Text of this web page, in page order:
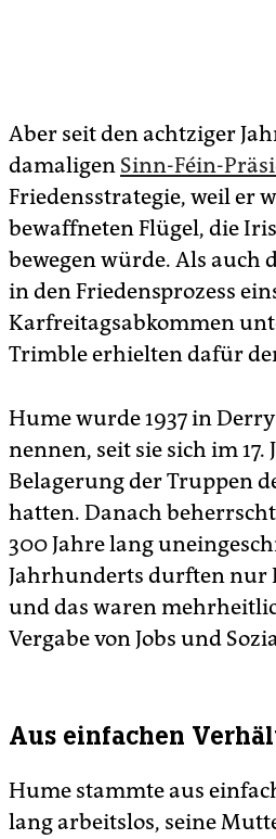
Aber seit den achtziger
damaligen Sinn-Féin-
Friedensstrategie, weil er
bewaffneten Flügel, die
bewegen würde. Als auch
in den Friedensprozess
Karfreitagsabkommen
Trimble erhielten dafür
Hume wurde 1937 in
nennen, seit sie sich im
Belagerung der Truppen
hatten. Danach
300 Jahre lang
Jahrhunderts durften nur
und das waren
Vergabe von Jobs und
Aus einfachen
Hume stammte aus
lang arbeitslos, seine